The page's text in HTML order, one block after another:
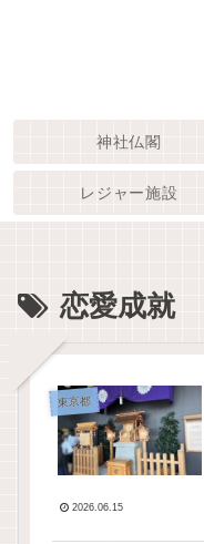
神社仏閣
レジャー施設
恋愛成就
東京都
2026.06.15